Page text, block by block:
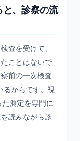
、診察の流
査を受けて、
ことはないで
前の一次検査
るからです。視
測定を専門に
読みながら診